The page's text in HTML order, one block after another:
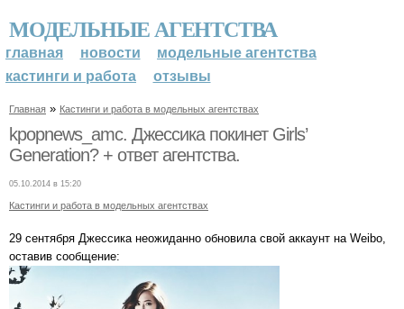
МОДЕЛЬНЫЕ АГЕНТСТВА
главная новости
модельные агентства
кастинги и работа
отзывы
Главная » Кастинги и работа в модельных агентствах
kpopnews_amc. Джессика покинет Girls’
Generation? + ответ агентства.
05.10.2014 в 15:20
Кастинги и работа в модельных агентствах
29 сентября Джессика неожиданно обновила свой аккаунт на Weibo,
оставив сообщение: